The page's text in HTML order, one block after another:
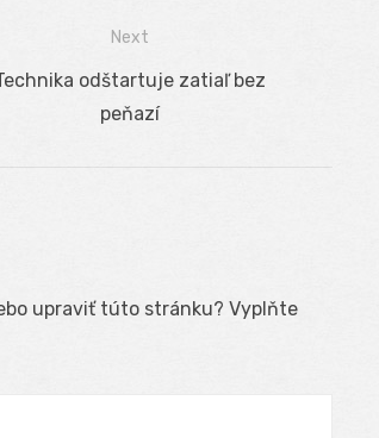
Next
odštartuje zatiaľ bez
peňazí
upraviť túto stránku? Vyplňte